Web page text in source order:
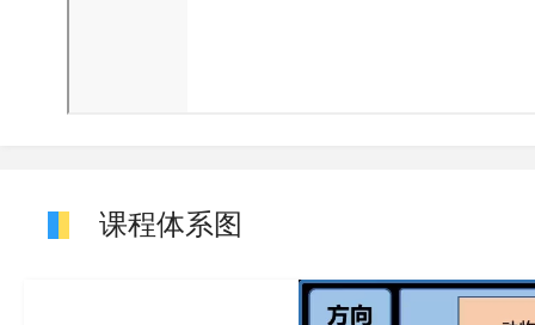
课程体系图